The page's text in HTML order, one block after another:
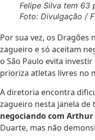
Felipe Silva tem 63
Foto: Divulgação /
Por sua vez, os Dragões
zagueiro e só aceitam
o São Paulo evita
prioriza atletas livres no
A diretoria encontra
zagueiro nesta janela de
negociando com Arthur
Duarte, mas não